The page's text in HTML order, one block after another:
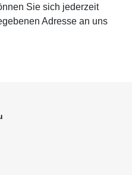
Sie sich jederzeit
Adresse an uns